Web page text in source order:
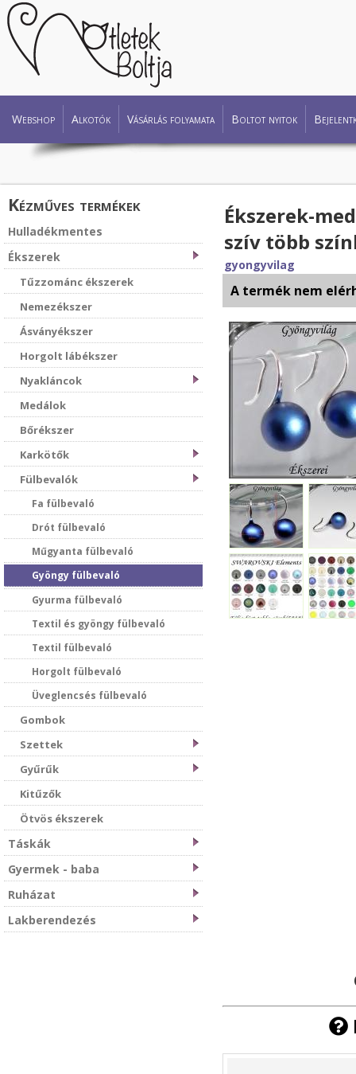
Webshop Alkotók Vásárlás folyamata Boltot nyitok
Kézműves termékek
Hulladékmentes
Ékszerek
Tűzzománc ékszerek
Nemezékszer
Ásványékszer
Horgolt lábékszer
Nyakláncok
Medálok
Bőrékszer
Karkötők
Fülbevalók
Fa fülbevaló
Drót fülbevaló
Műgyanta fülbevaló
Gyöngy fülbevaló
Gyurma fülbevaló
Textil és gyöngy fülbevaló
Textil fülbevaló
Horgolt fülbevaló
Üveglencsés fülbevaló
Gombok
Szettek
Gyűrűk
Kitűzők
Ötvös ékszerek
Táskák
Gyermek - baba
Ruházat
Lakberendezés
Ékszerek-
szív több
gyongyvilag
A termék nem